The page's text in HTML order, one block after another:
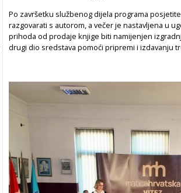
Po završetku službenog dijela programa
razgovarati s autorom, a večer je nastavljena u
prihoda od prodaje knjige biti namijenjen
drugi dio sredstava pomoći pripremi i izdavanju